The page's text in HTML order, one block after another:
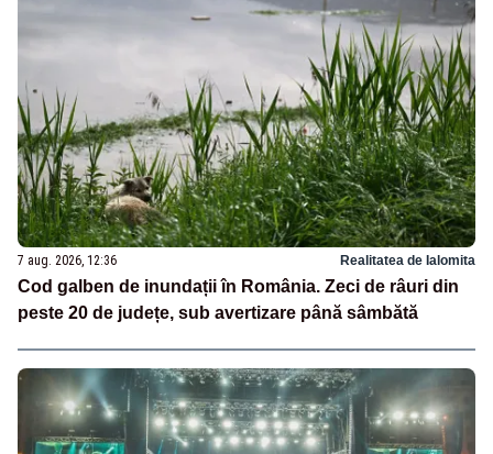
7 aug. 2026, 12:36 Realitatea de Ialomita
Cod galben de inundații în România. Zeci de râuri din
peste 20 de județe, sub avertizare până sâmbătă